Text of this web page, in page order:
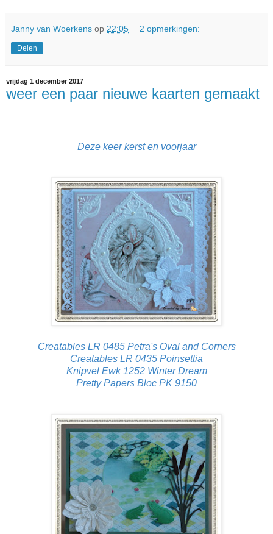
Janny van Woerkens op 22:05 2 opmerkingen:
Delen
vrijdag 1 december 2017
weer een paar nieuwe kaarten gemaakt
Deze keer kerst en voorjaar
Creatables LR 0485 Petra's Oval and Corners
Creatables LR 0435 Poinsettia
Knipvel Ewk 1252 Winter Dream
Pretty Papers Bloc PK 9150